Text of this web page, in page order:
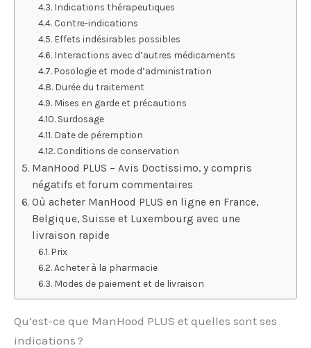
Indications thérapeutiques
Contre-indications
Effets indésirables possibles
Interactions avec d’autres médicaments
Posologie et mode d’administration
Durée du traitement
Mises en garde et précautions
Surdosage
Date de péremption
Conditions de conservation
ManHood PLUS – Avis Doctissimo, y compris
négatifs et forum commentaires
Où acheter ManHood PLUS en ligne en France,
Belgique, Suisse et Luxembourg avec une
livraison rapide
Prix
Acheter à la pharmacie
Modes de paiement et de livraison
Qu’est-ce que ManHood PLUS et quelles sont ses
indications ?